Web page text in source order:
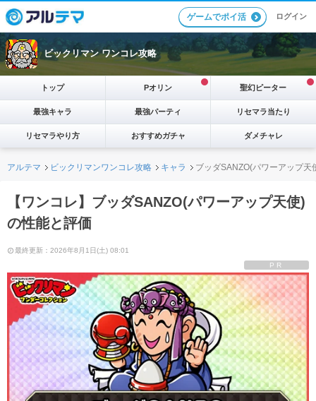
ゲームでポイ活 ログイン
ビックリマン ワンコレ攻略
トップ Pオリン 聖幻ピーター
最強キャラ 最強パーティ リセマラ当たり
リセマラやり方 おすすめガチャ ダメチャレ
アルテマ ビックリマンワンコレ攻略 キャラ ブッダSANZO(パワーアップ天
【ワンコレ】ブッダSANZO(パワーアップ天使)
の性能と評価
最終更新：2026年8月1日(土) 08:01
PR